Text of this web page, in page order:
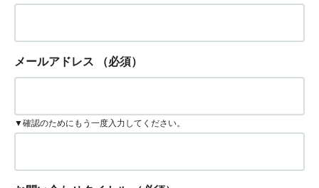
メールアドレス （必須）
▼確認のためにもう一度入力してください。